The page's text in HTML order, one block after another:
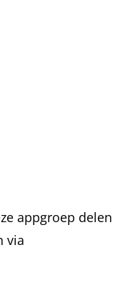
appgroep delen